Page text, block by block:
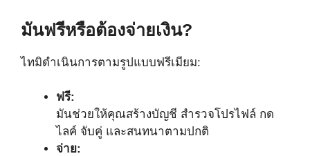
มันฟรีหรือต้องจ่ายเงิน?
ไทมิดำเนินการตามรูปแบบฟรีเมียม:
ฟรี:
มันช่วยให้คุณสร้างบัญชี สำรวจโปรไฟล์ กด
ไลค์ จับคู่ และสนทนาตามปกติ
จ่าย: